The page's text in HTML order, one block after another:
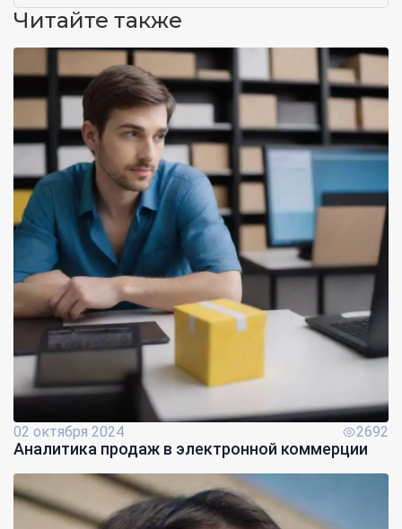
Читайте также
02 октября 2024 2692
Аналитика продаж в электронной коммерции